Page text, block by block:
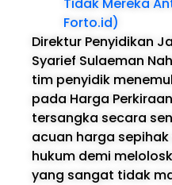
Forto.id)
Direktur Penyidikan
Syarief Sulaeman
tim penyidik
pada Harga
tersangka secara
acuan harga
hukum demi
yang sangat tidak